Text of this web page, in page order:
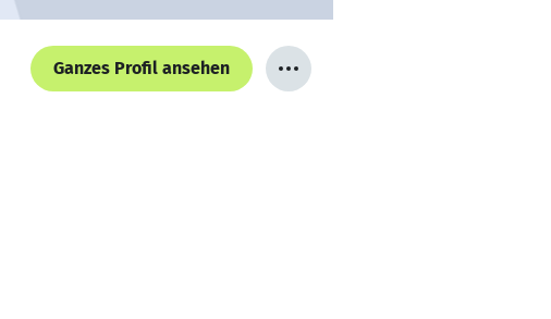
Ganzes Profil ansehen